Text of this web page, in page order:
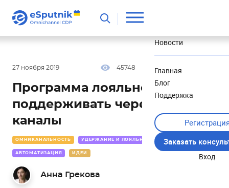
Новости
Главная
Блог
Поддержка
Заказать
Вход
27 ноября 2019 45748
ОМНИКАНАЛЬНОСТЬ УДЕРЖАНИЕ И ЛОЯЛЬНОСТЬ
АВТОМАТИЗАЦИЯ ИДЕИ
Программа лояльности. Как
поддерживать через разные
каналы
Анна Грекова